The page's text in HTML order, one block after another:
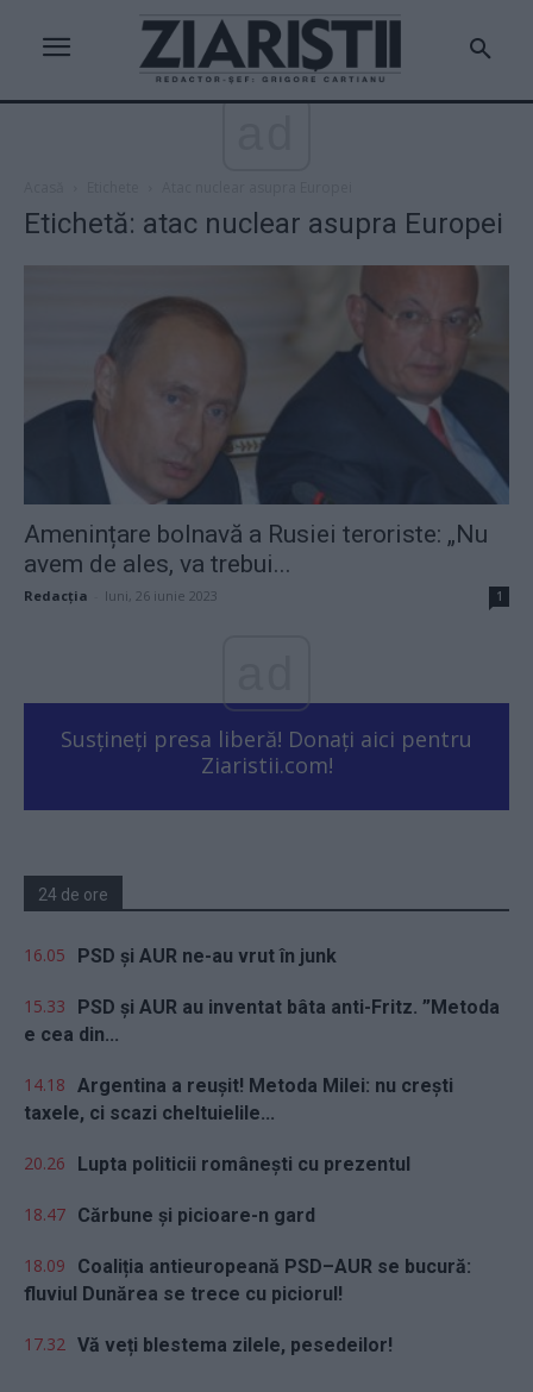
Etichetă: atac nuclear asupra Europei
Amenințare bolnavă a Rusiei teroriste: „Nu
avem de ales, va trebui...
Redacţia luni, 26 iunie 2023 1
Susțineți presa liberă! Donați aici pentru
Ziaristii.com!
24 de ore
16.05 PSD și AUR ne-au vrut în junk
15.33
PSD și AUR au inventat bâta anti-Fritz. ”Metoda
e cea din...
14.18 Argentina a reușit! Metoda Milei: nu crești
taxele, ci scazi cheltuielile...
20.26 Lupta politicii românești cu prezentul
18.47 Cărbune și picioare-n gard
18.09
Coaliția antieuropeană PSD–AUR se bucură:
fluviul Dunărea se trece cu piciorul!
17.32 Vă veți blestema zilele, pesedeilor!